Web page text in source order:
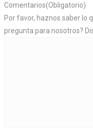
Comentarios(Obligatorio)
Por favor, haznos saber lo
pregunta para nosotros?